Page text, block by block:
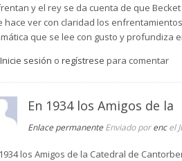
y el rey se da cuenta de que
hace ver con claridad los
que se lee con gusto y profundiza
Inicie sesión o regístrese para comentar
En 1934 los Amigos de la
Enlace permanente Enviado porencel
los Amigos de la Catedral de